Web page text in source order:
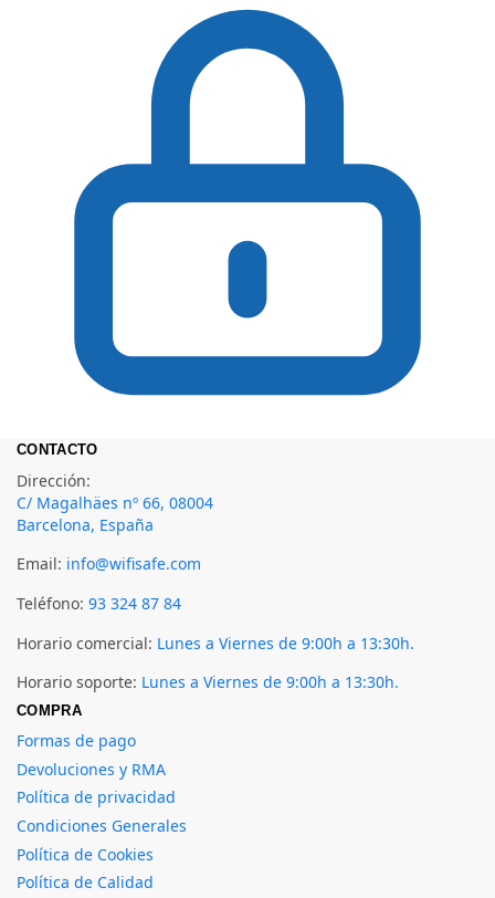
CONTACTO
Dirección:
C/ Magalhäes nº 66, 08004
Barcelona, España
Email: info@wifisafe.com
Teléfono: 93 324 87 84
Horario comercial: Lunes a Viernes de 9:00h a 13:30h.
Horario soporte: Lunes a Viernes de 9:00h a 13:30h.
COMPRA
Formas de pago
Devoluciones y RMA
Política de privacidad
Condiciones Generales
Política de Cookies
Política de Calidad